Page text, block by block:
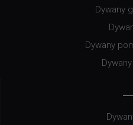
Dywany
Dywany